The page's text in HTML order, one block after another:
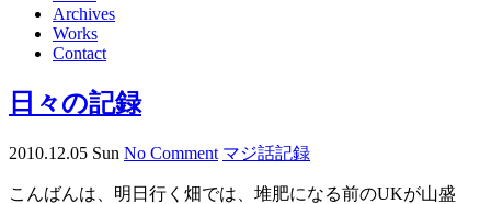
Archives
Works
Contact
日々の記録
2010.12.05 Sun No Comment マジ話記録
こんばんは、明日行く畑では、堆肥になる前のUKが山盛